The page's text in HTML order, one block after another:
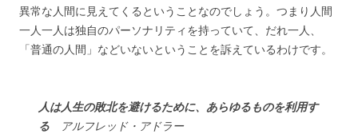
異常な人間に見えてくるということなのでしょう。つまり人間
一人一人は独自のパーソナリティを持っていて、だれ一人、
「普通の人間」などいないということを訴えているわけです。
人は人生の敗北を避けるために、あらゆるものを利用す
る アルフレッド・アドラー